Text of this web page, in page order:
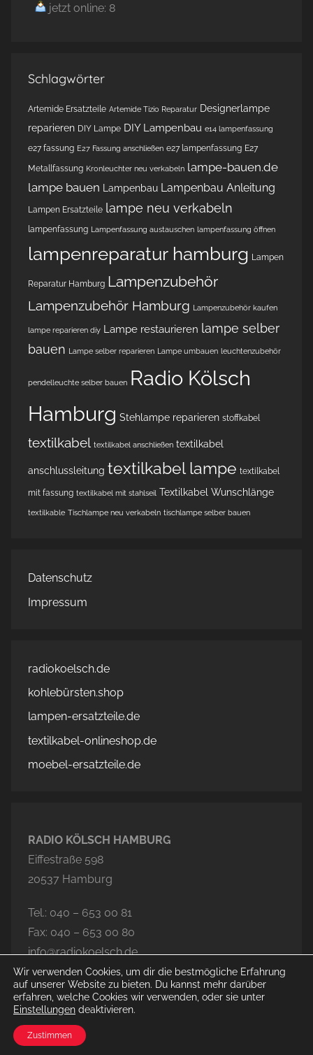
jetzt online: 8
Schlagwörter
Artemide Ersatzteile Artemide Tizio Reparatur Designerlampe
reparieren DIY Lampe DIY Lampenbau e14 lampenfassung
e27 fassung E27 Fassung anschließen e27 lampenfassung E27
Metallfassung Kronleuchter neu verkabeln lampe-bauen.de
lampe bauen
Lampenbau Lampenbau Anleitung
Lampen Ersatzteile lampe neu verkabeln
lampenfassung Lampenfassung austauschen lampenfassung öffnen
lampenreparatur hamburg Lampen
Reparatur Hamburg Lampenzubehör
Lampenzubehör Hamburg Lampenzubehör kaufen
lampe reparieren diy Lampe restaurieren lampe selber
bauen Lampe selber reparieren Lampe umbauen leuchtenzubehör
pendelleuchte selber bauen Radio Kölsch
Hamburg Stehlampe reparieren stoffkabel
textilkabel textilkabel anschließen textilkabel
anschlussleitung textilkabel lampe textilkabel
mit fassung textilkabel mit stahlseil Textilkabel Wunschlänge
textilkable Tischlampe neu verkabeln tischlampe selber bauen
Datenschutz
Impressum
radiokoelsch.de
kohlebürsten.shop
lampen-ersatzteile.de
textilkabel-onlineshop.de
moebel-ersatzteile.de
RADIO KÖLSCH HAMBURG
Eiffestraße 598
20537 Hamburg
Tel.: 040 – 653 00 81
Fax: 040 – 653 00 80
info@radiokoelsch.de
© 2026 Radio Kölsch Hamburg
Wir verwenden Cookies, um dir die bestmögliche Erfahrung
auf unserer Website zu bieten. Du kannst mehr darüber
erfahren, welche Cookies wir verwenden, oder sie unter
Einstellungen deaktivieren.
Zustimmen